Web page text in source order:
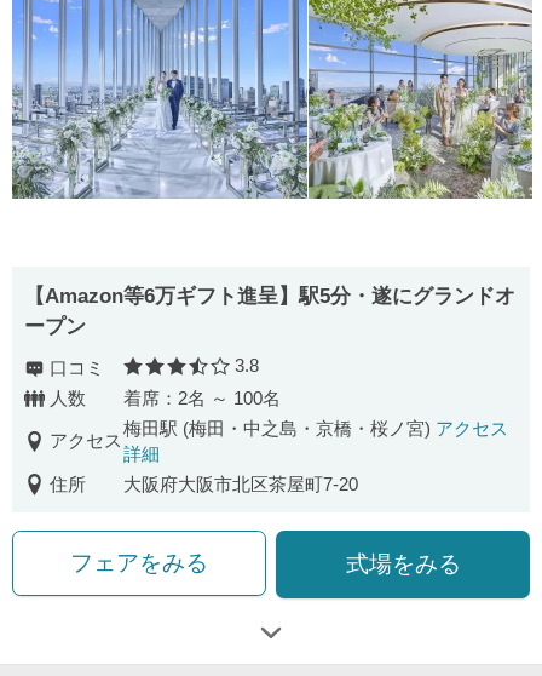
【Amazon等6万ギフト進呈】駅5分・遂にグランドオ
ープン
口コミ 口コミ評価
3.8
人数
着席：2名 ～ 100名
アクセス
梅田駅 (梅田・中之島・京橋・桜ノ宮) アクセス
詳細
住所
大阪府大阪市北区茶屋町7-20
フェアをみる 式場をみる